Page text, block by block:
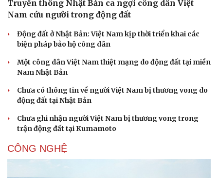
Truyền thông Nhật Bản ca ngợi công dân Việt
Nam cứu người trong động đất
Động đất ở Nhật Bản: Việt Nam kịp thời triển khai các
biện pháp bảo hộ công dân
Một công dân Việt Nam thiệt mạng do động đất tại miền
Nam Nhật Bản
Chưa có thông tin về người Việt Nam bị thương vong do
động đất tại Nhật Bản
Chưa ghi nhận người Việt Nam bị thương vong trong
trận động đất tại Kumamoto
CÔNG NGHỆ